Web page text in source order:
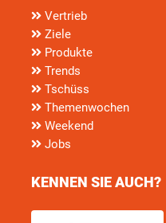
Vertrieb
Ziele
Produkte
Trends
Tschüss
Themenwochen
Weekend
Jobs
KENNEN SIE AUCH?